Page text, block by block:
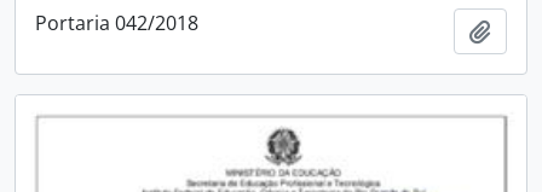
Portaria 042/2018